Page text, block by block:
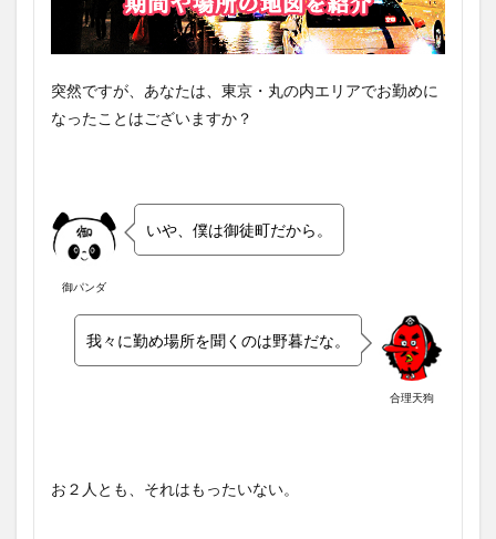
突然ですが、あなたは、東京・丸の内エリアでお勤めに
なったことはございますか？
御パンダ
いや、僕は御徒町だから。
合理天狗
我々に勤め場所を聞くのは野暮だな。
お２人とも、それはもったいない。